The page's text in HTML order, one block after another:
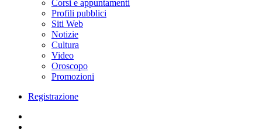
Corsi e appuntamenti
Profili pubblici
Siti Web
Notizie
Cultura
Video
Oroscopo
Promozioni
Registrazione